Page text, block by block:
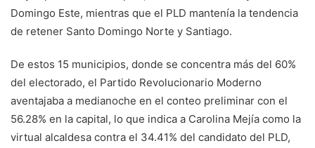
Domingo Este, mientras que el PLD mantenía la tendencia
de retener Santo Domingo Norte y Santiago.
De estos 15 municipios, donde se concentra más del 60%
del electorado, el Partido Revolucionario Moderno
aventajaba a medianoche en el conteo preliminar con el
56.28% en la capital, lo que indica a Carolina Mejía como la
virtual alcaldesa contra el 34.41% del candidato del PLD,